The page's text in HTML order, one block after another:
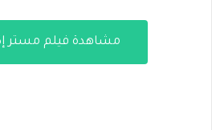
مشاهدة فيلم مستر